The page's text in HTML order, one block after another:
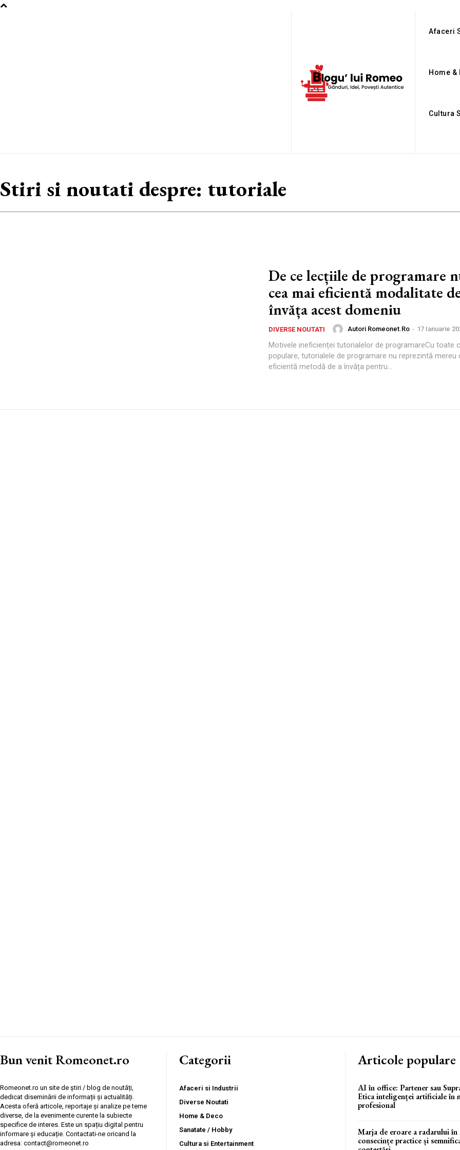
Afaceri
Home &
Cultura
Stiri si noutati despre: tutoriale
De ce lecțiile de programare
cea mai eficientă modalitate
învăța acest domeniu
DIVERSE NOUTATI Autori Romeonet.ro - 17 Ianuarie
Motivele ineficienței tutorialelor de programareCu toate
populare, tutorialele de programare nu reprezintă mereu
eficientă metodă de a învăța pentru...
Bun venit Romeonet.ro
Romeonet.ro un site de știri / blog de noutăți,
dedicat diseminării de informații și actualități.
Acesta oferă articole, reportaje și analize pe teme
diverse, de la evenimente curente la subiecte
specifice de interes. Este un spațiu digital pentru
informare și educație. Contactati-ne oricand la
adresa: contact@romeonet.ro
Categorii
Afaceri si Industrii
Diverse Noutati
Home & Deco
Sanatate / Hobby
Cultura si Entertainment
Articole populare
AI în office: Partener sau
Etica inteligenței artificiale în
profesional
Marja de eroare a radarului în
consecințe practice și